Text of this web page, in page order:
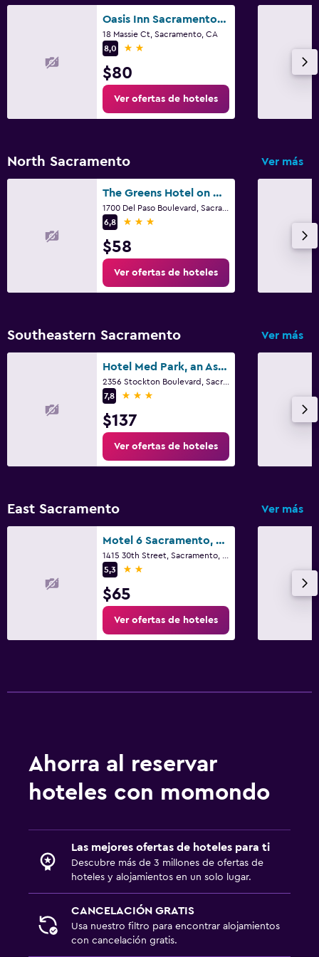
Oasis Inn Sacramento- Elk Grove
18 Massie Ct, Sacramento, CA
8,0
2 estrellas
$80
Ver ofertas de hoteles
North Sacramento Ver más
The Greens Hotel on Del Paso
6,8
3 estrellas
$58
Ver ofertas de hoteles
Southeastern Sacramento Ver más
Hotel Med Park, an Ascend Collection Hotel
2356 Stockton Boulevard, Sacramento, CA
7,8
3 estrellas
$137
Ver ofertas de hoteles
East Sacramento Ver más
Motel 6 Sacramento, Ca - Downtown
5,3
2 estrellas
$65
Ver ofertas de hoteles
Ahorra al reservar
hoteles con momondo
Las mejores ofertas de hoteles para ti
Descubre más de 3 millones de ofertas de
hoteles y alojamientos en un solo lugar.
CANCELACIÓN GRATIS
Usa nuestro filtro para encontrar alojamientos
con cancelación gratis.